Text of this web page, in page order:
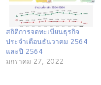
สถิติการจดทะเบียนธุรกิจ
ประจำเดือนธันวาคม 2564
และปี 2564
มกราคม 27, 2022